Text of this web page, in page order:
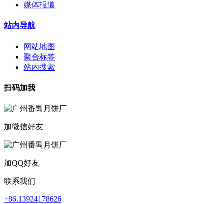
媒体报道
站内导航
网站地图
聚合标签
站内搜索
扫码加我
加微信好友
加QQ好友
联系我们
+86.13924178626